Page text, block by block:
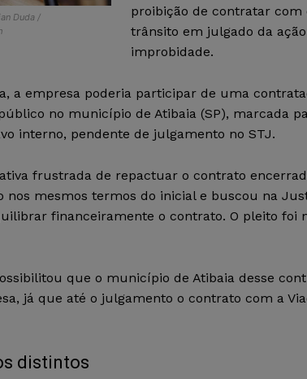
Duda /
proibição de contratar
trânsito em julgado da
improbidade.
a empresa poderia participar de uma
no município de Atibaia (SP), marcada
interno, pendente de julgamento no STJ.
frustrada de repactuar o contrato
nos mesmos termos do inicial e buscou na
financeiramente o contrato. O pleito foi
que o município de Atibaia desse
já que até o julgamento o contrato com a
distintos